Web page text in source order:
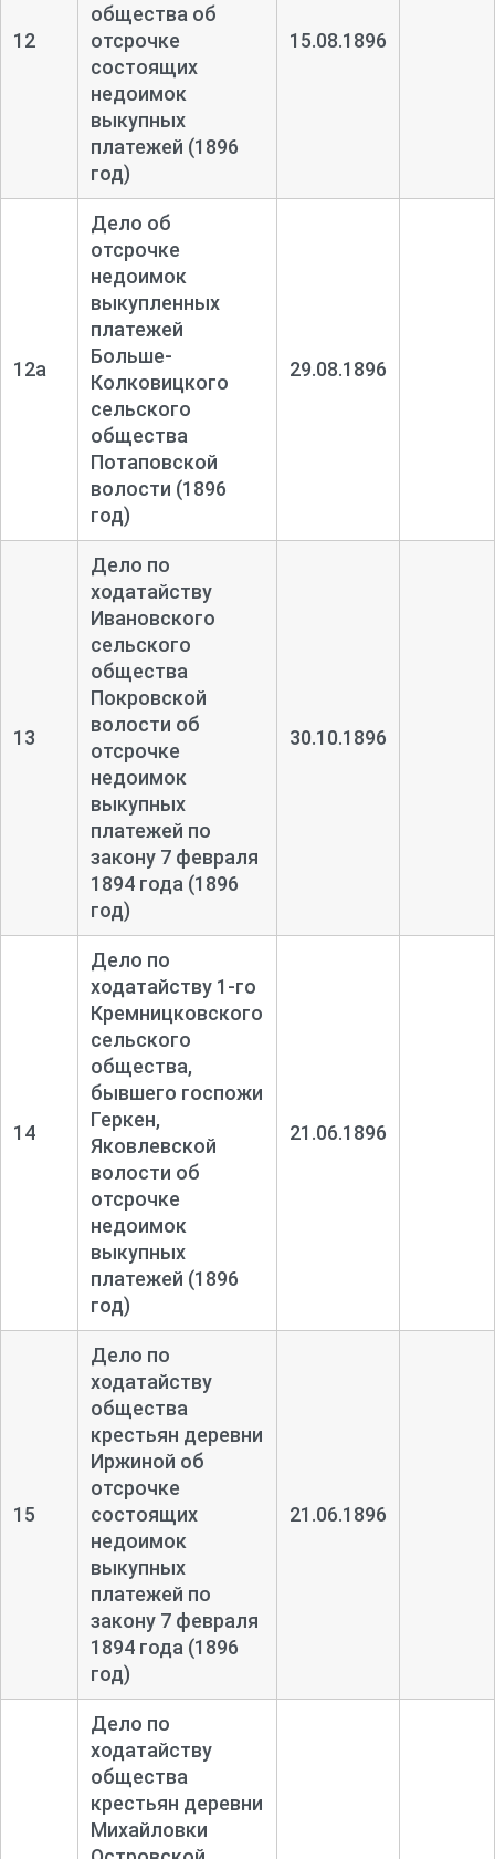
12
общества об
отсрочке
состоящих
недоимок
выкупных
платежей (1896
год)
15.08.1896
12а
Дело об
отсрочке
недоимок
выкупленных
платежей
Больше-
Колковицкого
сельского
общества
Потаповской
волости (1896
год)
29.08.1896
13
Дело по
ходатайству
Ивановского
сельского
общества
Покровской
волости об
отсрочке
недоимок
выкупных
платежей по
закону 7 февраля
1894 года (1896
год)
30.10.1896
14
Дело по
ходатайству 1-го
Кремницковского
сельского
общества,
бывшего госпожи
Геркен,
Яковлевской
волости об
отсрочке
недоимок
выкупных
платежей (1896
год)
21.06.1896
15
Дело по
ходатайству
общества
крестьян деревни
Иржиной об
отсрочке
состоящих
недоимок
выкупных
платежей по
закону 7 февраля
1894 года (1896
год)
21.06.1896
Дело по
ходатайству
общества
крестьян деревни
Михайловки